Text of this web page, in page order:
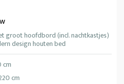
groot hoofdbord (incl. nachtkastjes)
design houten bed
cm